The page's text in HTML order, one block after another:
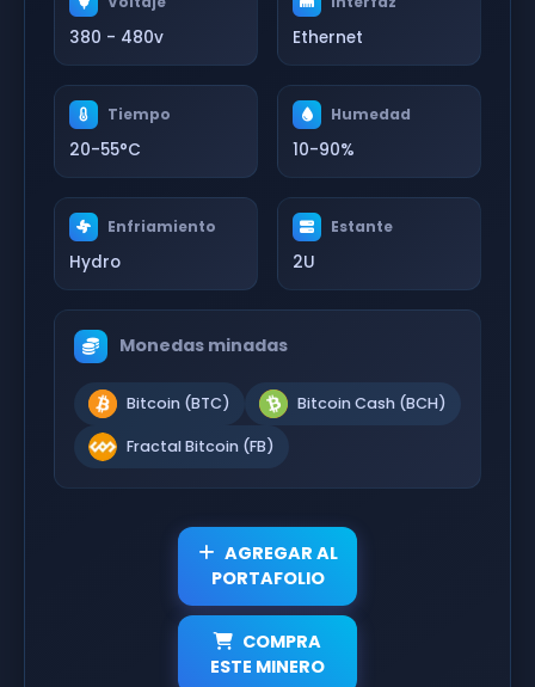
380 - 480v Ethernet
Tiempo
20-55°C
Humedad
10-90%
Enfriamiento
Hydro
Estante
2U
Monedas minadas
Bitcoin (BTC) Bitcoin Cash (BCH)
Fractal Bitcoin (FB)
AGREGAR AL
PORTAFOLIO
COMPRA
ESTE MINERO